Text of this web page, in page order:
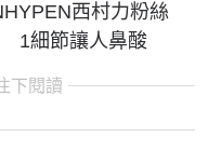
西村力粉絲
1細節讓人鼻酸
下閱讀